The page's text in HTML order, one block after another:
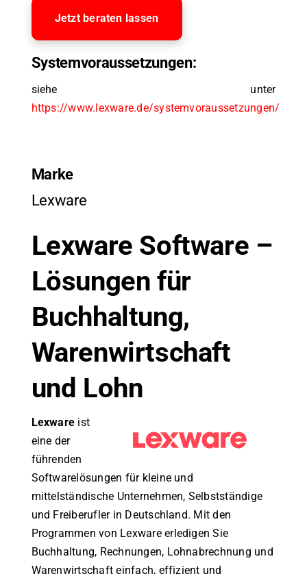
Jetzt beraten lassen
Systemvoraussetzungen:
siehe unter
https://www.lexware.de/systemvoraussetzungen/
Marke
Lexware
Lexware Software –
Lösungen für
Buchhaltung,
Warenwirtschaft
und Lohn
Lexware ist
eine der
führenden
Softwarelösungen für kleine und
mittelständische Unternehmen, Selbstständige
und Freiberufler in Deutschland. Mit den
Programmen von Lexware erledigen Sie
Buchhaltung, Rechnungen, Lohnabrechnung und
Warenwirtschaft einfach, effizient und